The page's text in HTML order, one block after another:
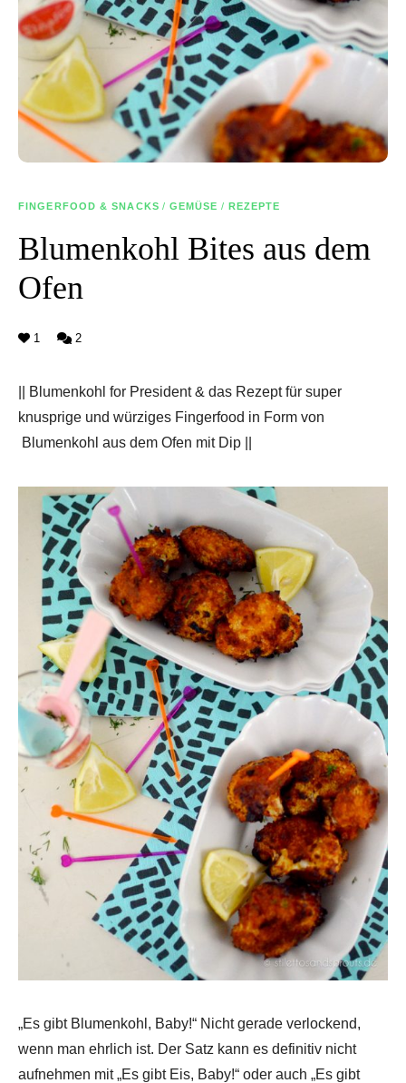
FINGERFOOD & SNACKS / GEMÜSE / REZEPTE
Blumenkohl Bites aus dem
Ofen
1 2
|| Blumenkohl for President & das Rezept für super
knusprige und würziges Fingerfood in Form von
Blumenkohl aus dem Ofen mit Dip ||
„Es gibt Blumenkohl, Baby!“ Nicht gerade verlockend,
wenn man ehrlich ist. Der Satz kann es definitiv nicht
aufnehmen mit „Es gibt Eis, Baby!“ oder auch „Es gibt